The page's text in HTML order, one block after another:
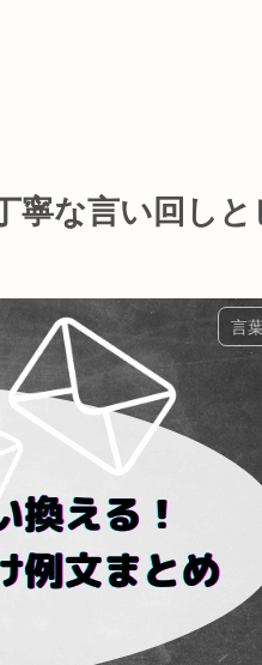
寧な言い回しと
言葉